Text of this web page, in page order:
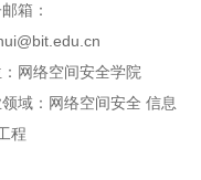
箱：
网络空间安全学院
域：网络空间安全 信息
程